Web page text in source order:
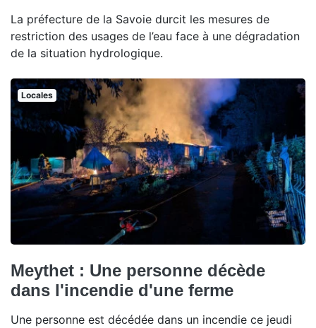
La préfecture de la Savoie durcit les mesures de
restriction des usages de l’eau face à une dégradation
de la situation hydrologique.
Locales
Meythet : Une personne décède
dans l'incendie d'une ferme
Une personne est décédée dans un incendie ce jeudi